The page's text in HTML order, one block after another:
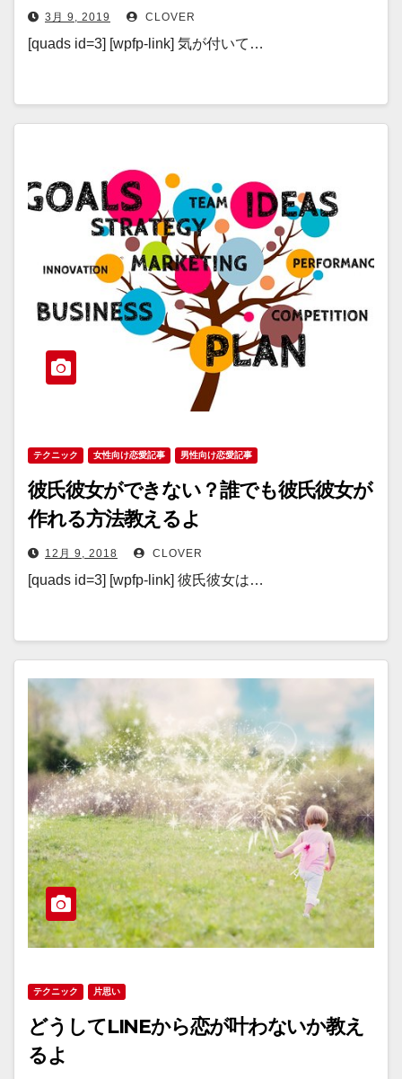
い自分
3月 9, 2019 CLOVER
[quads id=3] [wpfp-link] 気が付いて…
テクニック 女性向け恋愛記事 男性向け恋愛記事
彼氏彼女ができない？誰でも彼氏彼女が
作れる方法教えるよ
12月 9, 2018 CLOVER
[quads id=3] [wpfp-link] 彼氏彼女は…
テクニック 片思い
どうしてLINEから恋が叶わないか教え
るよ